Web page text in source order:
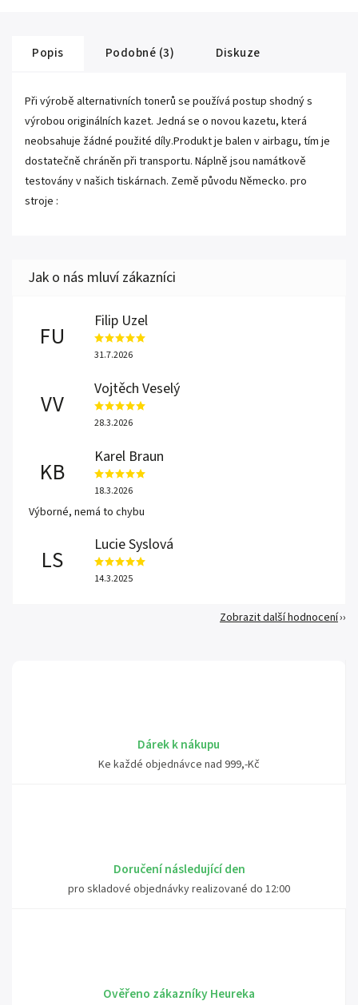
Dárek k nákupu
Ke každé objednávce nad 999,-Kč
Doručení následující den
pro skladové objednávky realizované do 12:00
Ověřeno zákazníky Heureka
Popis Podobné (3) Diskuze
Při výrobě alternativních tonerů se používá postup shodný s
výrobou originálních kazet. Jedná se o novou kazetu, která
neobsahuje žádné použité díly.Produkt je balen v airbagu, tím je
dostatečně chráněn při transportu. Náplně jsou namátkově
testovány v našich tiskárnach. Země původu Německo. pro
stroje :
FU
Filip Uzel
31.7.2026
VV
Vojtěch Veselý
28.3.2026
KB
Karel Braun
18.3.2026
Výborné, nemá to chybu
LS
Lucie Syslová
14.3.2025
Zobrazit další hodnocení